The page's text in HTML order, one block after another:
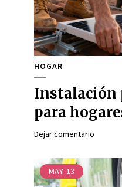
HOGAR
Instalación
para
Dejar comentario
MAY 13